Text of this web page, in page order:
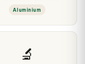
Aluminium
🔬